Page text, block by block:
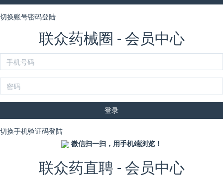
切换账号密码登陆
联众药械圈 - 会员中心
登录
切换手机验证码登陆
微信扫一扫，用手机端浏览！
联众药直聘 - 会员中心